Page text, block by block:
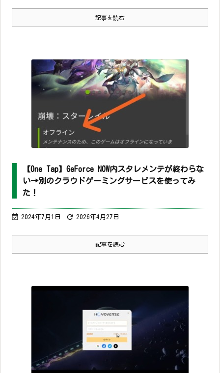
記事を読む
【One Tap】GeForce NOW内スタレメンテが終わらな
い→別のクラウドゲーミングサービスを使ってみ
た！
 2024年7月1日  2026年4月27日
記事を読む